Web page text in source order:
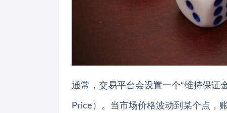
通常，交易平台会设置一个“维持保证
Price）。当市场价格波动到某个点，